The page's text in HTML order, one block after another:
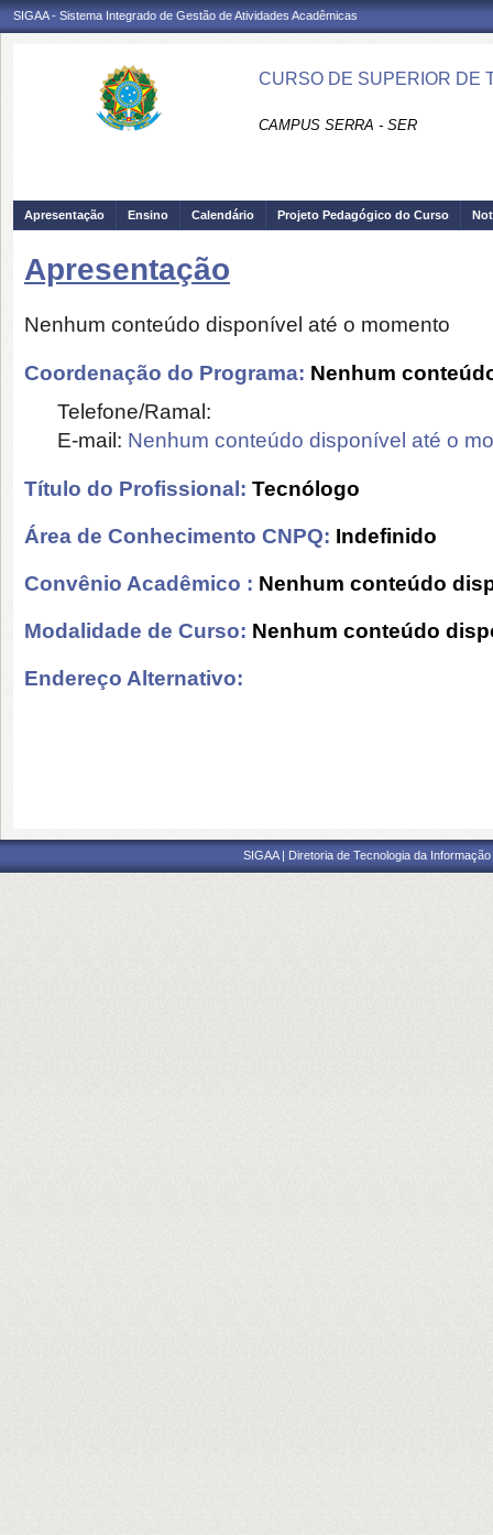
SIGAA - Sistema Integrado de Gestão de Atividades Acadêmicas
CURSO DE SUPERIOR DE
CAMPUS SERRA - SER
Apresentação Ensino Calendário Projeto Pedagógico do Curso
Apresentação
Nenhum conteúdo disponível até o momento
Coordenação do Programa: Nenhum
Telefone/Ramal:
E-mail: Nenhum conteúdo disponível até o
Título do Profissional: Tecnólogo
Área de Conhecimento CNPQ: Indefinido
Convênio Acadêmico : Nenhum conteúdo
Modalidade de Curso: Nenhum conteúdo
Endereço Alternativo:
SIGAA | Diretoria de Tecnologia da